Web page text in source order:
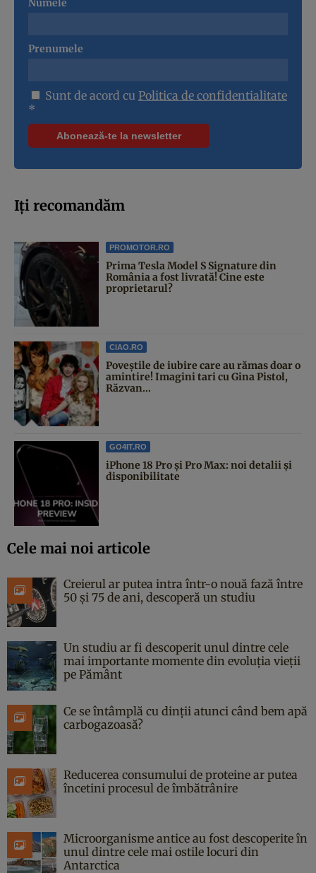
Numele
Prenumele
Sunt de acord cu Politica de confidentialitate
*
Iți recomandăm
PROMOTOR.RO
Prima Tesla Model S Signature din
România a fost livrată! Cine este
proprietarul?
CIAO.RO
Poveştile de iubire care au rămas doar o
amintire! Imagini tari cu Gina Pistol,
Răzvan...
GO4IT.RO
iPhone 18 Pro și Pro Max: noi detalii și
disponibilitate
Cele mai noi articole
Creierul ar putea intra într-o nouă fază între
50 și 75 de ani, descoperă un studiu
Un studiu ar fi descoperit unul dintre cele
mai importante momente din evoluția vieții
pe Pământ
Ce se întâmplă cu dinții atunci când bem apă
carbogazoasă?
Reducerea consumului de proteine ar putea
încetini procesul de îmbătrânire
Microorganisme antice au fost descoperite în
unul dintre cele mai ostile locuri din
Antarctica